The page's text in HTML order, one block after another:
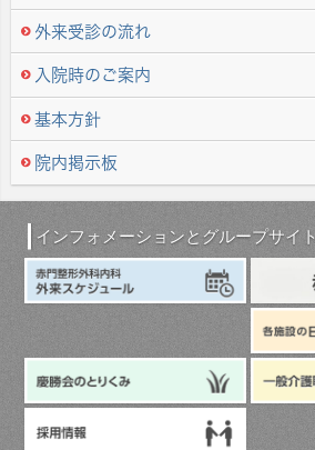
外来受診の流れ
入院時のご案内
基本方針
院内掲示板
インフォメーションとグループサイト